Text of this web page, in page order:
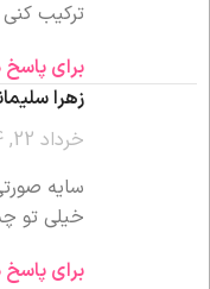
ترکیب
برای
زهرا
خرداد 22, 1404 در 2:02 ب.ظ
سایه
خیلی تو
برای